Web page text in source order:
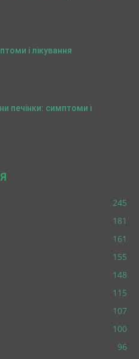
і лікування
печінки: симптоми і
245
181
161
155
148
115
107
100
96